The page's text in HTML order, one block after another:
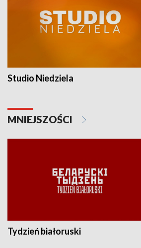
Studio Niedziela
MNIEJSZOŚCI
Tydzień białoruski